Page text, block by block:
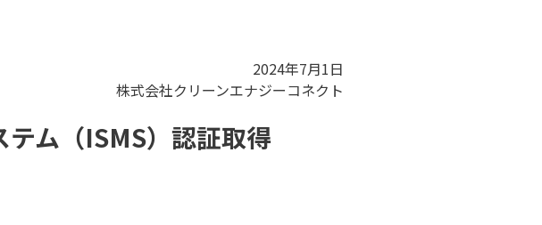
2024年7月1日
株式会社クリーンエナジーコネクト
ム（ISMS）認証取得